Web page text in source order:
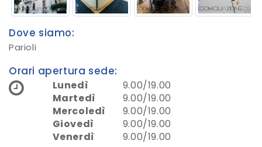
Next
Dove siamo:
Parioli
Orari apertura sede:
Lunedì
9.00/19.00
Martedì
9.00/19.00
Mercoledì
9.00/19.00
Giovedì
9.00/19.00
Venerdì
9.00/19.00